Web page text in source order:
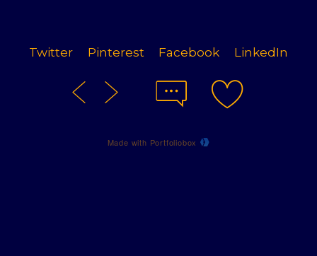
Twitter Pinterest Facebook LinkedIn
Made with Portfoliobox